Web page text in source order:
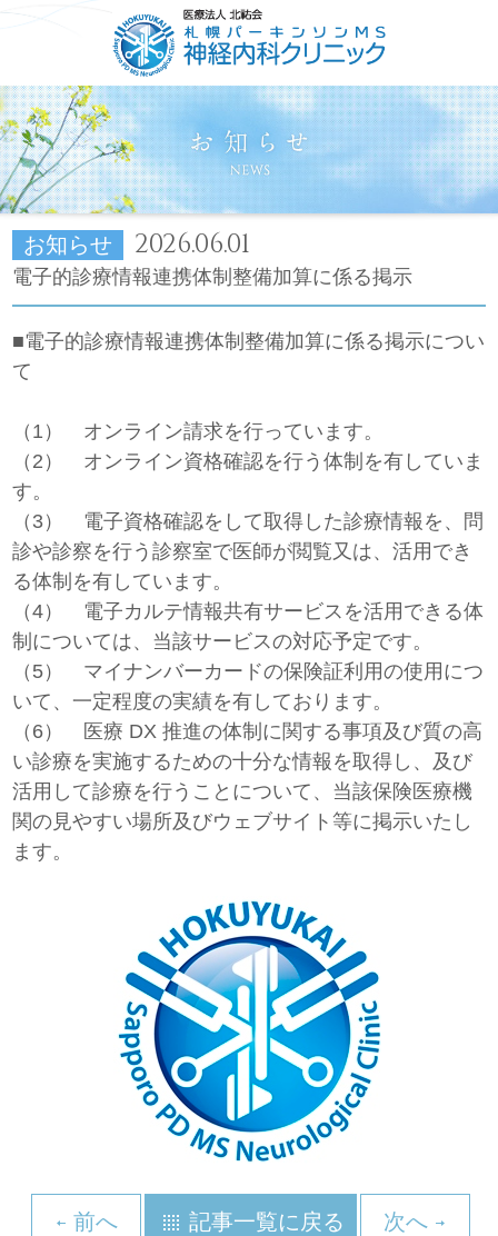
ごあいさつ コンセプト
お知らせ 2026.06.01
電子的診療情報連携体制整備加算に係る掲示
■電子的診療情報連携体制整備加算に係る掲示につい
て
（1） オンライン請求を行っています。
（2） オンライン資格確認を行う体制を有していま
す。
（3） 電子資格確認をして取得した診療情報を、問
診や診察を行う診察室で医師が閲覧又は、活用でき
る体制を有しています。
（4） 電子カルテ情報共有サービスを活用できる体
制については、当該サービスの対応予定です。
（5） マイナンバーカードの保険証利用の使用につ
いて、一定程度の実績を有しております。
（6） 医療 DX 推進の体制に関する事項及び質の高
い診療を実施するための十分な情報を取得し、及び
活用して診療を行うことについて、当該保険医療機
関の見やすい場所及びウェブサイト等に掲示いたし
ます。
前へ 記事一覧に戻る 次へ